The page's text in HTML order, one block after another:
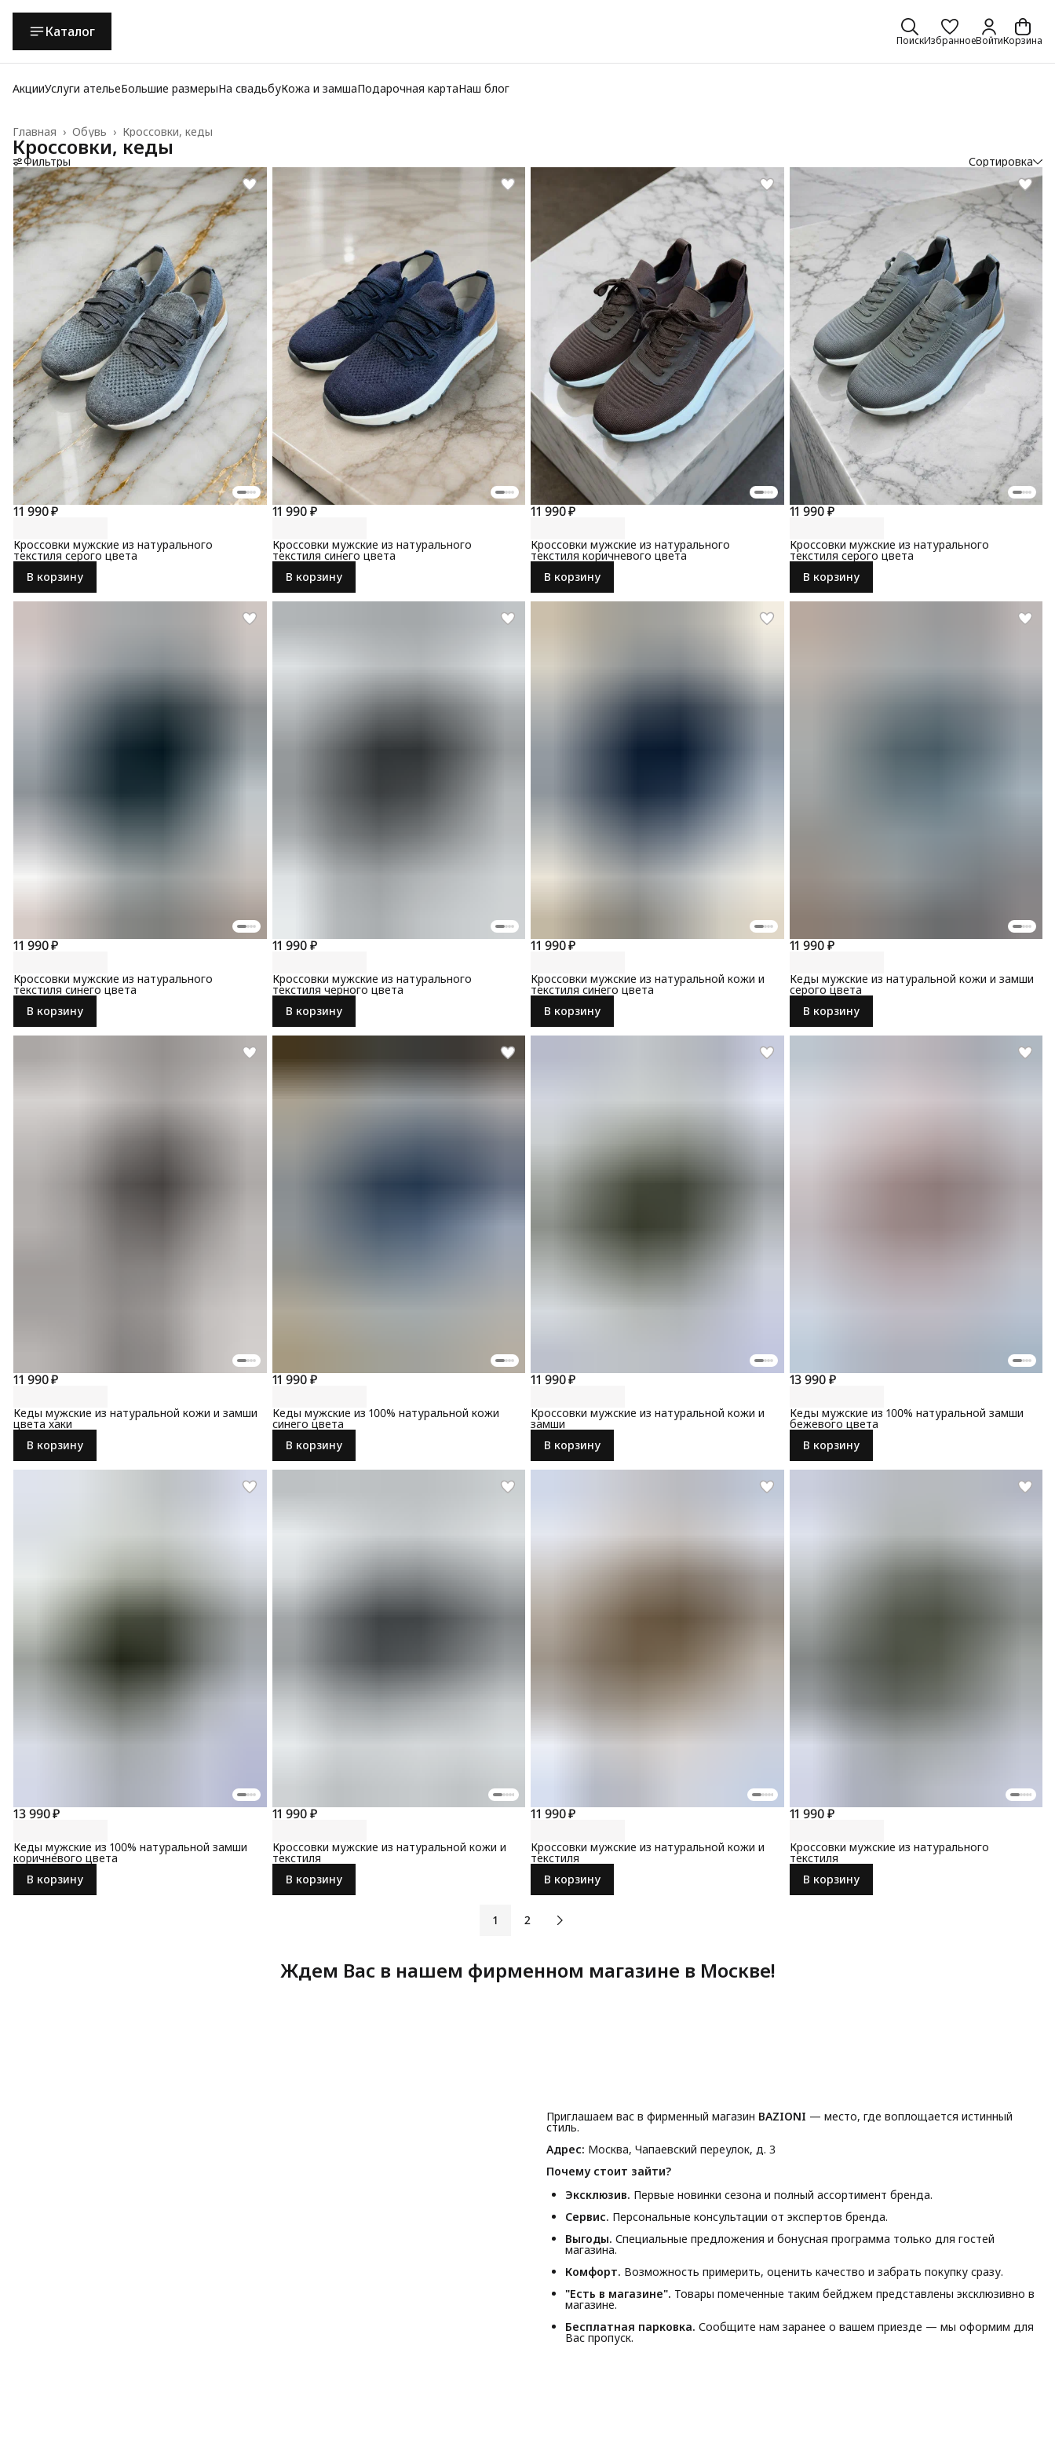
Каталог
ПоискИзбранноеВойтиКорзина
АкцииУслуги ательеБольшие размерыНа свадьбуКожа и замшаПодарочная картаНаш блог
Кроссовки, кеды
Обувь ›
Главная ›
Кроссовки, кеды
Фильтры Сортировка
11 990 ₽
Кроссовки мужские из натурального
текстиля серого цвета
В корзину
11 990 ₽
Кроссовки мужские из натурального
текстиля синего цвета
В корзину
11 990 ₽
Кроссовки мужские из натурального
текстиля коричневого цвета
В корзину
11 990 ₽
Кроссовки мужские из натурального
текстиля серого цвета
В корзину
11 990 ₽
Кроссовки мужские из натурального
текстиля синего цвета
В корзину
11 990 ₽
Кроссовки мужские из натурального
текстиля черного цвета
В корзину
11 990 ₽
Кроссовки мужские из натуральной кожи и
текстиля синего цвета
В корзину
11 990 ₽
Кеды мужские из натуральной кожи и замши
серого цвета
В корзину
11 990 ₽
Кеды мужские из натуральной кожи и замши
цвета хаки
В корзину
11 990 ₽
Кеды мужские из 100% натуральной кожи
синего цвета
В корзину
11 990 ₽
Кроссовки мужские из натуральной кожи и
замши
В корзину
13 990 ₽
Кеды мужские из 100% натуральной замши
бежевого цвета
В корзину
13 990 ₽
Кеды мужские из 100% натуральной замши
коричневого цвета
В корзину
11 990 ₽
Кроссовки мужские из натуральной кожи и
текстиля
В корзину
11 990 ₽
Кроссовки мужские из натуральной кожи и
текстиля
В корзину
11 990 ₽
Кроссовки мужские из натурального
текстиля
В корзину
1 2
Ждем Вас в нашем фирменном магазине в Москве!
Приглашаем вас в фирменный магазин BAZIONI — место, где воплощается истинный
стиль.
Адрес: Москва, Чапаевский переулок, д. 3
Почему стоит зайти?
Эксклюзив. Первые новинки сезона и полный ассортимент бренда.
Сервис. Персональные консультации от экспертов бренда.
Выгоды. Специальные предложения и бонусная программа только для гостей
магазина.
Комфорт. Возможность примерить, оценить качество и забрать покупку сразу.
"Есть в магазине". Товары помеченные таким бейджем представлены эксклюзивно в
магазине.
Бесплатная парковка. Сообщите нам заранее о вашем приезде — мы оформим для
Вас пропуск.